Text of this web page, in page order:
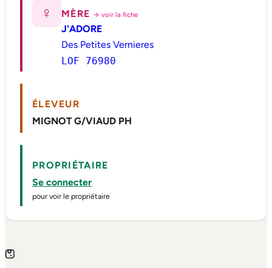
♀ MÈRE → voir la fiche
J'ADORE
Des Petites Vernieres
LOF 76980
ÉLEVEUR
MIGNOT G/VIAUD PH
PROPRIÉTAIRE
Se connecter
pour voir le propriétaire